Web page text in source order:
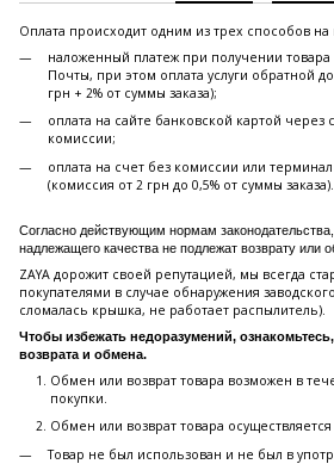
Оплата происходит одним из трех способов на
наложенный платеж при получении
Почты, при этом оплата услуги обратной
грн + 2% от суммы заказа);
оплата на сайте банковской картой через
комиссии;
оплата на счет без комиссии или
(комиссия от 2 грн до 0,5% от суммы заказа).
Согласно действующим нормам
надлежащего качества не подлежат возврату или
ZAYA дорожит своей репутацией, мы всегда
покупателями в случае обнаружения
сломалась крышка, не работает распылитель).
Чтобы избежать недоразумений,
возврата и обмена.
Обмен или возврат товара возможен в
покупки.
Обмен или возврат товара осуществляется
Товар не был использован и не был в